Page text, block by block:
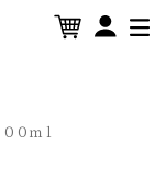
０ｍｌ